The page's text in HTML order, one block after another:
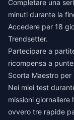
Completare una
minuti durante la
Accedere per 18
Trendsetter.
Partecipare a
ricompensa a
Scorta Maestro per
Nei miei test
missioni giornaliere
ovvero tre rapide